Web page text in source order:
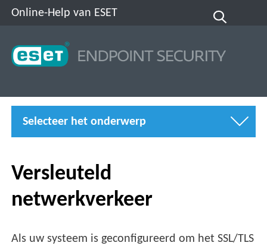
Online-Help van ESET
Selecteer het onderwerp
Versleuteld
netwerkverkeer
Als uw systeem is geconfigureerd om het SSL/TLS